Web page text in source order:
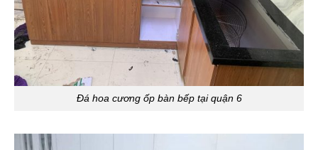
Đá hoa cương ốp bàn bếp tại quận 6